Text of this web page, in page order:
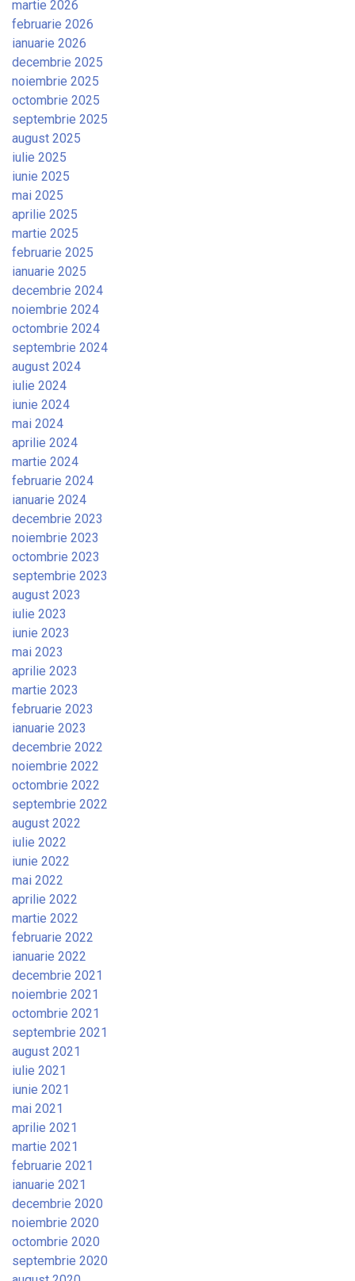
martie 2026
februarie 2026
ianuarie 2026
decembrie 2025
noiembrie 2025
octombrie 2025
septembrie 2025
august 2025
iulie 2025
iunie 2025
mai 2025
aprilie 2025
martie 2025
februarie 2025
ianuarie 2025
decembrie 2024
noiembrie 2024
octombrie 2024
septembrie 2024
august 2024
iulie 2024
iunie 2024
mai 2024
aprilie 2024
martie 2024
februarie 2024
ianuarie 2024
decembrie 2023
noiembrie 2023
octombrie 2023
septembrie 2023
august 2023
iulie 2023
iunie 2023
mai 2023
aprilie 2023
martie 2023
februarie 2023
ianuarie 2023
decembrie 2022
noiembrie 2022
octombrie 2022
septembrie 2022
august 2022
iulie 2022
iunie 2022
mai 2022
aprilie 2022
martie 2022
februarie 2022
ianuarie 2022
decembrie 2021
noiembrie 2021
octombrie 2021
septembrie 2021
august 2021
iulie 2021
iunie 2021
mai 2021
aprilie 2021
martie 2021
februarie 2021
ianuarie 2021
decembrie 2020
noiembrie 2020
octombrie 2020
septembrie 2020